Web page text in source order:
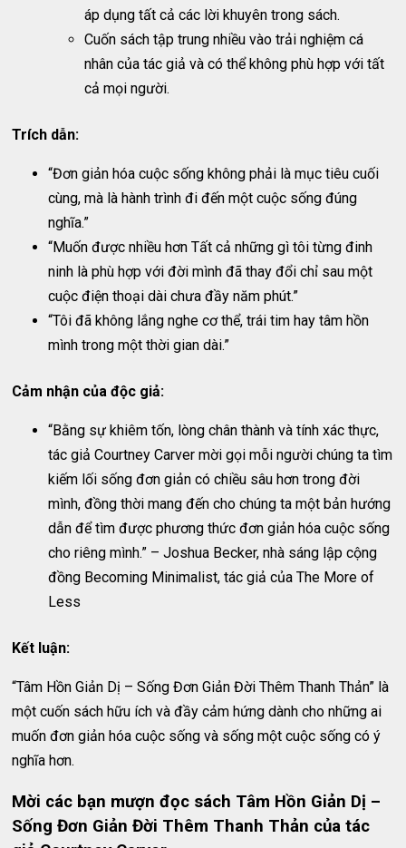
áp dụng tất cả các lời khuyên trong sách.
Cuốn sách tập trung nhiều vào trải nghiệm cá
nhân của tác giả và có thể không phù hợp với tất
cả mọi người.
Trích dẫn:
“Đơn giản hóa cuộc sống không phải là mục tiêu cuối
cùng, mà là hành trình đi đến một cuộc sống đúng
nghĩa.”
“Muốn được nhiều hơn Tất cả những gì tôi từng đinh
ninh là phù hợp với đời mình đã thay đổi chỉ sau một
cuộc điện thoại dài chưa đầy năm phút.”
“Tôi đã không lắng nghe cơ thể, trái tim hay tâm hồn
mình trong một thời gian dài.”
Cảm nhận của độc giả:
“Bằng sự khiêm tốn, lòng chân thành và tính xác thực,
tác giả Courtney Carver mời gọi mỗi người chúng ta tìm
kiếm lối sống đơn giản có chiều sâu hơn trong đời
mình, đồng thời mang đến cho chúng ta một bản hướng
dẫn để tìm được phương thức đơn giản hóa cuộc sống
cho riêng mình.” – Joshua Becker, nhà sáng lập cộng
đồng Becoming Minimalist, tác giả của The More of
Less
Kết luận:
“Tâm Hồn Giản Dị – Sống Đơn Giản Đời Thêm Thanh Thản” là
một cuốn sách hữu ích và đầy cảm hứng dành cho những ai
muốn đơn giản hóa cuộc sống và sống một cuộc sống có ý
nghĩa hơn.
Mời các bạn mượn đọc sách Tâm Hồn Giản Dị –
Sống Đơn Giản Đời Thêm Thanh Thản của tác